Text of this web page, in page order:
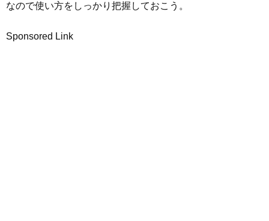
なので使い方をしっかり把握しておこう。
Sponsored Link